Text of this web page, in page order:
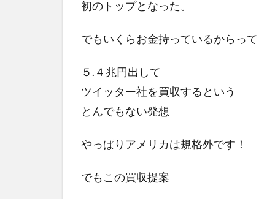
初のトップとなった。
でもいくらお金持っているからって
５.４兆円出して
ツイッター社を買収するという
とんでもない発想
やっぱりアメリカは規格外です！
でもこの買収提案